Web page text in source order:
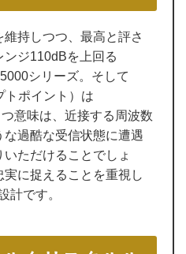
持しつつ、最高と評さ
ジ110dBを上回る
シリーズ。そして
トポイント）は
意味は、近接する周波数
過酷な受信状態に遭遇
ただけることでしょ
に捉えることを重視し
計です。